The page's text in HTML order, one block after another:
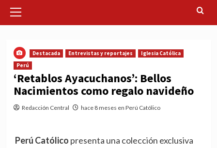
Menu
Destacada Entrevistas y reportajes
Iglesia Católica
Perú
‘Retablos Ayacuchanos’: Bellos
Nacimientos como regalo navideño
Redacción Central hace 8 meses en Perú Católico
Perú Católico presenta una colección exclusiva